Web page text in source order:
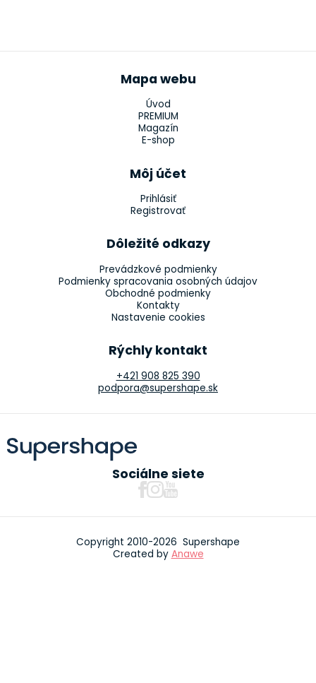
Mapa webu
Úvod
PREMIUM
Magazín
E-shop
Môj účet
Prihlásiť
Registrovať
Dôležité odkazy
Prevádzkové podmienky
Podmienky spracovania osobných údajov
Obchodné podmienky
Kontakty
Nastavenie cookies
Rýchly kontakt
+421 908 825 390
podpora@supershape.sk
Sociálne siete
Copyright 2010-2026 Supershape
Created by Anawe